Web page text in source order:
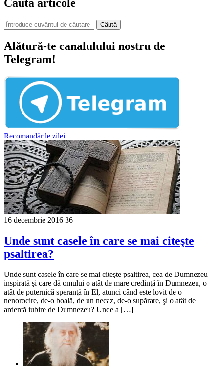
Caută articole
Căută
Alătură-te canalulului nostru de
Telegram!
Recomandările zilei
16 decembrie 2016 36
Unde sunt casele în care se mai citeşte
psaltirea?
Unde sunt casele în care se mai citeşte psaltirea, cea de Dumnezeu
inspirată şi care dă omului o atât de mare credinţă în Dumnezeu, o
atât de puternică speranţă în El, atunci când este lovit de o
nenorocire, de-o boală, de un necaz, de-o supărare, şi o atât de
ardentă iubire de Dumnezeu? Unde a […]